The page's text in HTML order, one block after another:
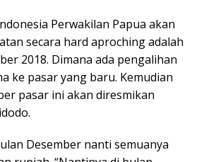
Perwakilan Papua akan
secara hard aproching adalah
2018. Dimana ada pengalihan
ke pasar yang baru. Kemudian
pasar ini akan diresmikan
Desember nanti semuanya